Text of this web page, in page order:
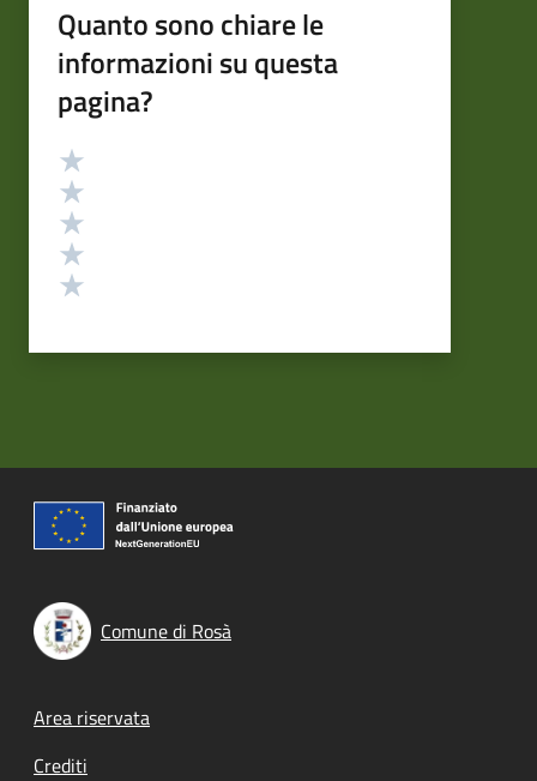
Quanto sono chiare le
informazioni su questa
pagina?
Valutazione
Comune di Rosà
Footer menu
Area riservata
Crediti